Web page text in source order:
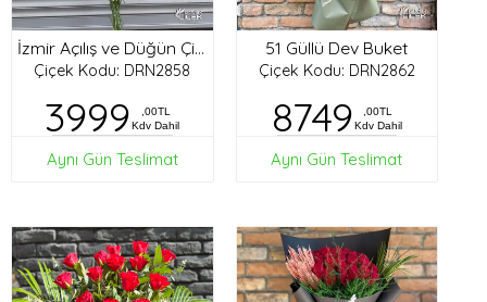
İzmir Açılış ve Düğün Çiçekleri
Çiçek Kodu: DRN2858
3999
,00TL
Kdv Dahil
Aynı Gün Teslimat
51 Güllü Dev Buket
Çiçek Kodu: DRN2862
8749
,00TL
Kdv Dahil
Aynı Gün Teslimat